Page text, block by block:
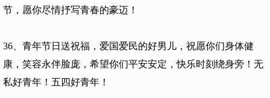
节，愿你尽情抒写青春的豪迈！
36、青年节日送祝福，爱国爱民的好男儿，祝愿你们身体健
康，笑容永伴脸庞，希望你们平安安定，快乐时刻绕身旁！无
私好青年！五四好青年！